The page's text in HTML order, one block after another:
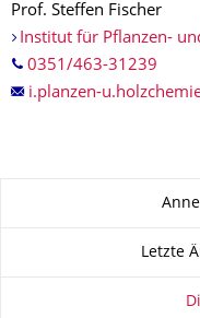
Prof. Steffen Fischer
Institut für Pflanzen-
0351/463-31239
Zu dieser Seite
Letzte